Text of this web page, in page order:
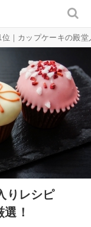
｜カップケーキの殿
りレシピ
！